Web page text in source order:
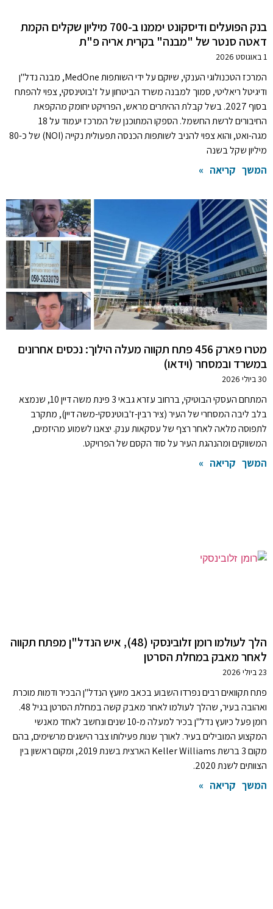
בנק הפועלים ודיסקונט יממנו ב-700 מיליון שקלים הקמת
דאטה סנטר של "מבנה" בקרית אריה פ"ת
1 באוגוסט 2026
המרכז הטכנולוגי הענקי, שיוקם על ידי השותפות MedOne, מבנה נדל"ן
ודיגיטל ריאליטי, סמוך למבנה משרד הביטחון על ז'בוטינסקי, צפוי להפתח
בסוף 2027. בשל קבלת ההיתרים מראש, הפרויקט יחומק מהקפאת
החיבורים לרשת החשמל. הספקו המתוכנן של המרכז יעמוד על 18
מגה-ואט, והוא צפוי להניב לשותפות הכנסה תפעולית נקייה (NOI) של כ-80
מיליון שקל בשנה
המשך קריאה »
מטרו פארק 456 פתח תקווה מעלה הילוך: נכסים אחרונים
במשרד ובמסחר (וידאו)
30 ביולי 2026
המתחם העסקי הבוטיקי, ברחוב עזרא גבאי 3 פינת משה דיין 10, שנמצא
בלב ליבה המסחרי של העיר (ציר רבין-ז'בוטינסקי-משה דיין), מתקרב
לתפוסה מלאה לאחר רצף של עסקאות ענק. יצאנו לשמוע מהיזמים,
המשווקים ומהנהגת העיר על סוד הקסם של הפרויקט.
המשך קריאה »
הלך לעולמו רומן זלובינסקי (48), איש הנדל"ן מפתח תקווה
לאחר מאבק במחלת הסרטן
23 ביולי 2026
פתח תקוואים רבים נפרדו השבוע בכאב מיועץ הנדל"ן הבכיר ודמות מוכרת
ואהובה בעיר, שהלך לעולמו לאחר מאבק קשה במחלת הסרטן בגיל 48.
רומן פעל כיועץ נדל"ן בכיר למעלה מ-10 שנים ונחשב לאחד מאנשי
המקצוע המובילים בעיר. לאורך שנות פעילותו צבר הישגים מרשימים, בהם
מקום 3 ברשת Keller Williams הארצית בשנת 2019, ומקום ראשון בין
הצוותים לשנת 2020.
המשך קריאה »